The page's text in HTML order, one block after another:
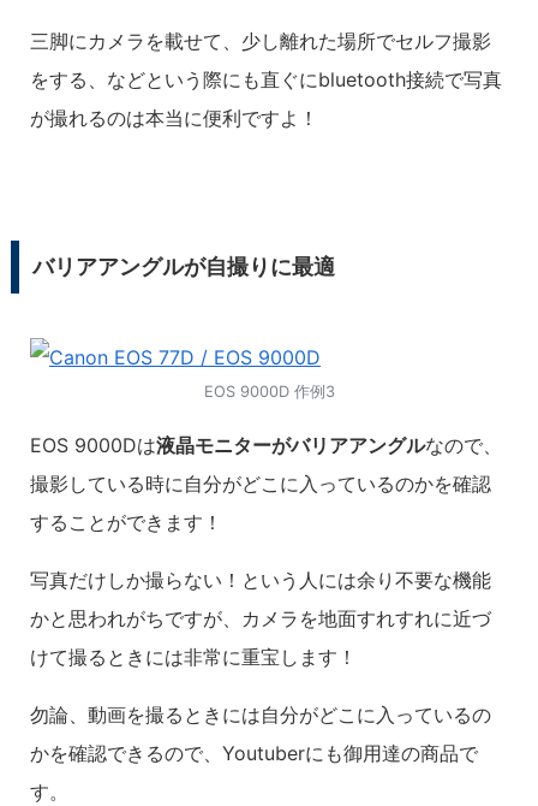
三脚にカメラを載せて、少し離れた場所でセルフ撮影
をする、などという際にも直ぐにbluetooth接続で写真
が撮れるのは本当に便利ですよ！
バリアアングルが自撮りに最適
EOS 9000D 作例3
EOS 9000Dは液晶モニターがバリアアングルなので、
撮影している時に自分がどこに入っているのかを確認
することができます！
写真だけしか撮らない！という人には余り不要な機能
かと思われがちですが、カメラを地面すれすれに近づ
けて撮るときには非常に重宝します！
勿論、動画を撮るときには自分がどこに入っているの
かを確認できるので、Youtuberにも御用達の商品で
す。